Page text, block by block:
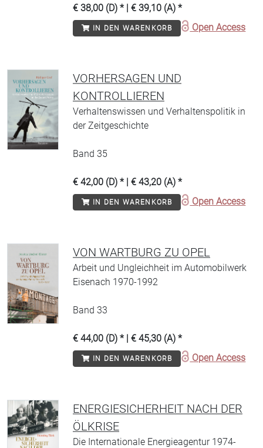
€ 38,00 (D) * | € 39,10 (A) *
IN DEN WARENKORB Open Access
VORHERSAGEN UND
KONTROLLIEREN
Verhaltenswissen und Verhaltenspolitik in
der Zeitgeschichte
Band 35
€ 42,00 (D) * | € 43,20 (A) *
IN DEN WARENKORB Open Access
VON WARTBURG ZU OPEL
Arbeit und Ungleichheit im Automobilwerk
Eisenach 1970-1992
Band 33
€ 44,00 (D) * | € 45,30 (A) *
IN DEN WARENKORB Open Access
ENERGIESICHERHEIT NACH DER
ÖLKRISE
Die Internationale Energieagentur 1974-